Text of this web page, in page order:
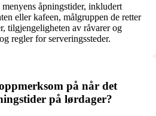
åpningstider, inkludert
eller kafeen, målgruppen de retter
tilgjengeligheten av råvarer og
regler for serveringssteder.
på når det
på lørdager?